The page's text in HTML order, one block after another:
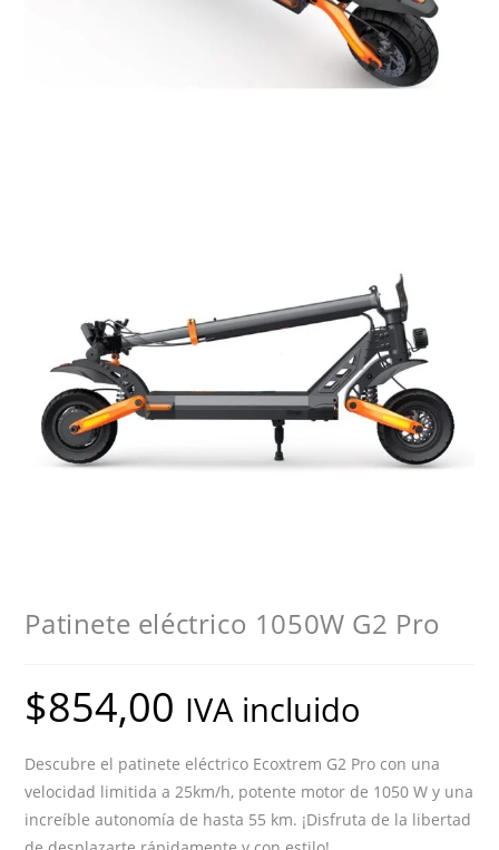
Patinete eléctrico 1050W G2 Pro
$854,00 IVA incluido
Descubre el patinete eléctrico Ecoxtrem G2 Pro con una
velocidad limitida a 25km/h, potente motor de 1050 W y una
increíble autonomía de hasta 55 km. ¡Disfruta de la libertad